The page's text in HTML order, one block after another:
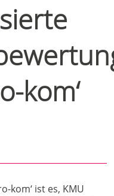
kom‘
kom‘ ist es, KMU